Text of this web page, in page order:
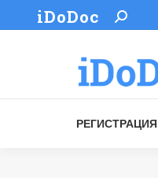
iDoDoc Search:
РЕГИСТРАЦИЯ